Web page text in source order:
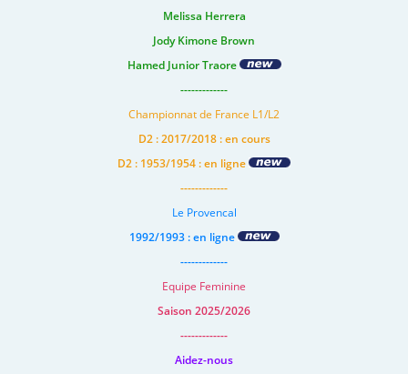
Melissa Herrera
Jody Kimone Brown
Hamed Junior Traore
-------------
Championnat de France L1/L2
D2 : 2017/2018 : en cours
D2 : 1953/1954 : en ligne
-------------
Le Provencal
1992/1993 : en ligne
-------------
Equipe Feminine
Saison 2025/2026
-------------
Aidez-nous